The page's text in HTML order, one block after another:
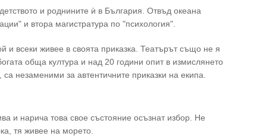
и роднините ѝ в България. Отвъд океана
и втора магистратура по "психология".
и всеки живее в своята приказка. Театърът също не я
обща култура и над 20 години опит в измислянето
незаменими за автентичните приказки на екипа.
и нарича това свое състояние осъзнат избор. Не
тя живее на морето.